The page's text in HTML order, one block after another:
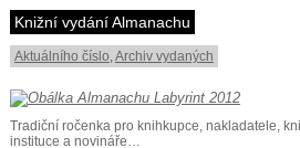
Knižní vydání Almanachu
Aktuálního číslo,Archiv vydaných
Tradiční ročenka pro knihkupce, nakladatele,
instituce a novináře…